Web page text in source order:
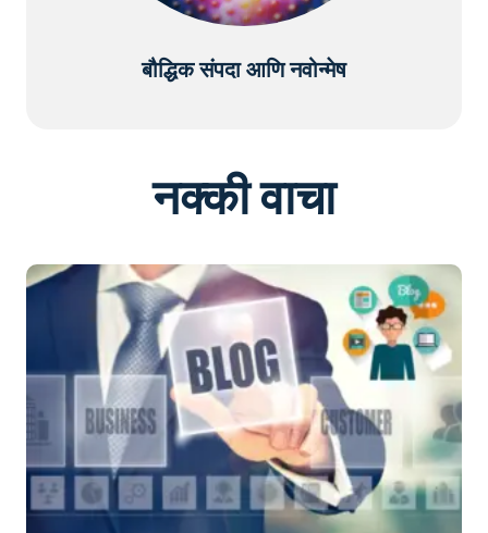
बौद्धिक संपदा आणि नवोन्मेष
नक्की वाचा